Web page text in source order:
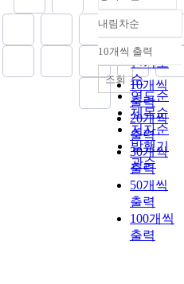
정확도
순
인기도
순
연도순
제목순
저자순
발행기
관순
내림차순
내림차순
10개씩 출력
10개씩
출력
20개씩
출력
30개씩
출력
50개씩
출력
100개씩
출력
조회